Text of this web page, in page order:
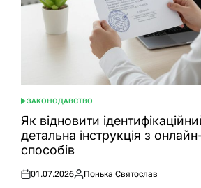
ОПУБЛІКУВАТИ
У
ЗАКОНОДАВСТВО
Як відновити
детальна інструкція з
способів
Оприлюднено
01.07.2026
Опубліковано
Понька Святослав